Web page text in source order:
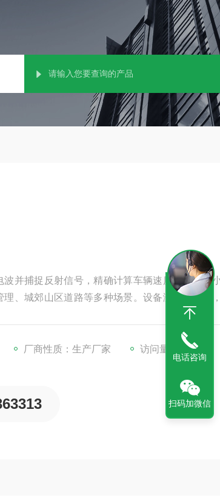
并捕捉反射信号，精确计算车辆速度。它体积
、城郊山区道路等多种场景。设备测速精度高
装目标车辆或设备。部分型号还集成高清摄像头
厂商性质：生产厂家 访问量：279
电话咨询
扫码加微信